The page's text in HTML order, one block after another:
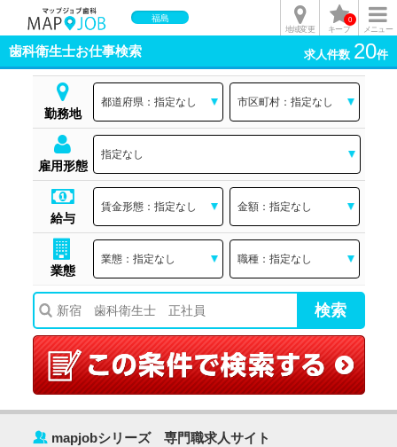
福島
メニュー
キープ
0
地域変更
歯科衛生士お仕事検索 求人件数 20件
勤務地
雇用形態
給与
業態
‰ mapjobシリーズ 専門職求人サイト